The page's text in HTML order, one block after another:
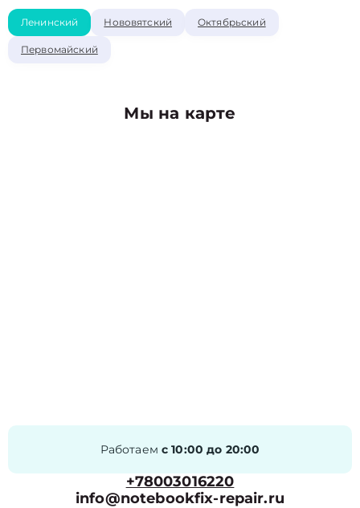
Ленинский Нововятский Октябрьский
Первомайский
Мы на карте
Работаем с 10:00 до 20:00
+78003016220
info@notebookfix-repair.ru